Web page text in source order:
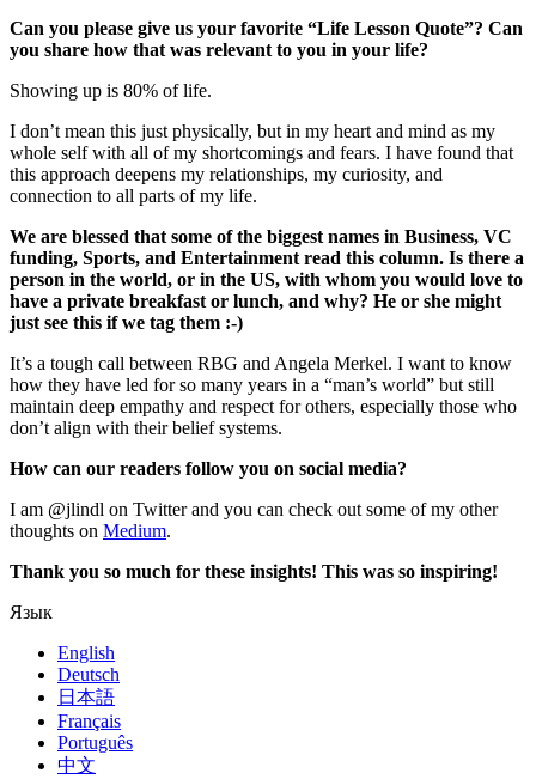
Can you please give us your favorite “Life Lesson Quote”? Can
you share how that was relevant to you in your life?
Showing up is 80% of life.
I don’t mean this just physically, but in my heart and mind as my
whole self with all of my shortcomings and fears. I have found that
this approach deepens my relationships, my curiosity, and
connection to all parts of my life.
We are blessed that some of the biggest names in Business, VC
funding, Sports, and Entertainment read this column. Is there a
person in the world, or in the US, with whom you would love to
have a private breakfast or lunch, and why? He or she might
just see this if we tag them :-)
It’s a tough call between RBG and Angela Merkel. I want to know
how they have led for so many years in a “man’s world” but still
maintain deep empathy and respect for others, especially those who
don’t align with their belief systems.
How can our readers follow you on social media?
I am @jlindl on Twitter and you can check out some of my other
thoughts on Medium.
Thank you so much for these insights! This was so inspiring!
Язык
English
Deutsch
日本語
Français
Português
中文